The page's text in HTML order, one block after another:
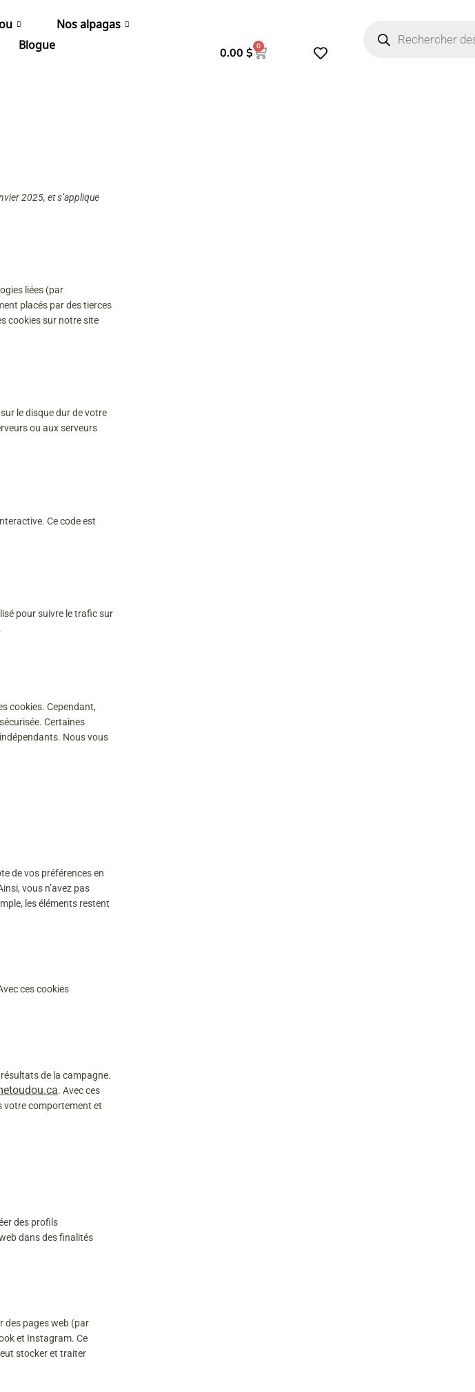
Nos alpagas
Blogue
0.00 $ 0
Panier
produits
2025, et s’applique
liées (par
placés par des tierces
cookies sur notre site
le disque dur de votre
ou aux serveurs
Ce code est
pour suivre le trafic sur
cookies. Cependant,
Certaines
Nous vous
de vos préférences en
vous n’avez pas
les éléments restent
ces cookies
de la campagne.
. Avec ces
votre comportement et
des profils
dans des finalités
des pages web (par
et Instagram. Ce
stocker et traiter
to
to
to
to
to
to
to
to
to
to
to
to
to
toto